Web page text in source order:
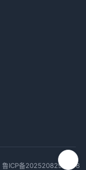
鲁ICP备2025208294号-8